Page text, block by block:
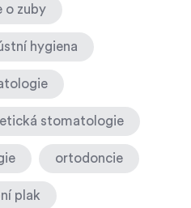
o zuby
hygiena
stomatologie
ortodoncie
plak